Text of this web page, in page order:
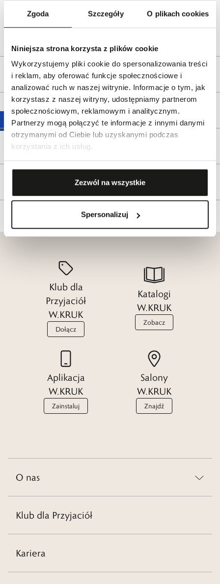
Zgoda Szczegóły O plikach cookies
Niniejsza strona korzysta z plików cookie
Wykorzystujemy pliki cookie do spersonalizowania treści
i reklam, aby oferować funkcje społecznościowe i
analizować ruch w naszej witrynie. Informacje o tym, jak
korzystasz z naszej witryny, udostępniamy partnerom
społecznościowym, reklamowym i analitycznym.
Partnerzy mogą połączyć te informacje z innymi danymi
otrzymanymi od Ciebie lub uzyskanymi podczas
korzystania z ich usług.
Zezwól na wszystkie
Spersonalizuj
ul. Pilotów 10, 31-462 Kraków
gspr@wkruk.pl
Opis produktu
Wysyłka
Reklamacje i zwroty
Klub dla
Przyjaciół
W.KRUK
Dołącz
Katalogi
W.KRUK
Zobacz
Aplikacja
W.KRUK
Zainstaluj
Salony
W.KRUK
Znajdź
O nas
Klub dla Przyjaciół
Kariera